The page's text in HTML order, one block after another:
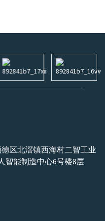
区北滘镇西海村二智工业
智能制造中心6号楼8层